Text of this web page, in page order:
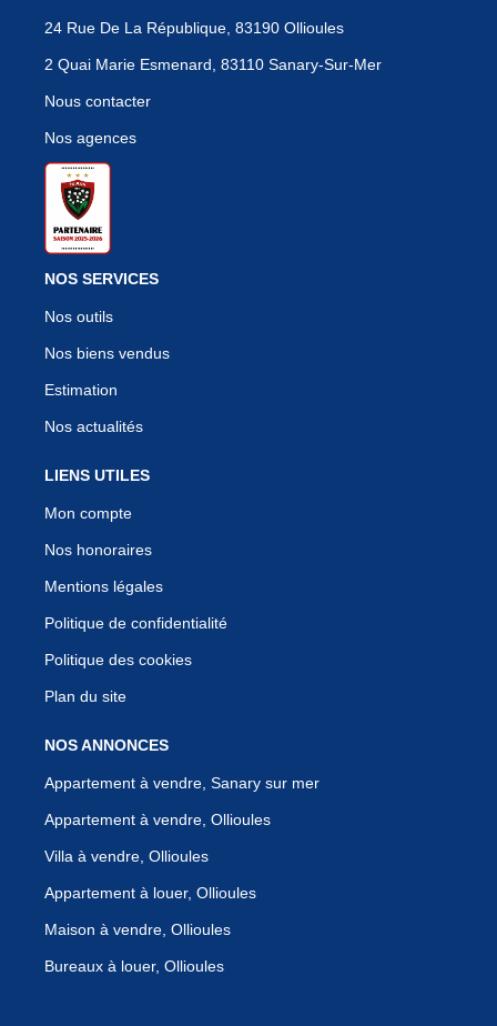
24 Rue De La République, 83190 Ollioules
2 Quai Marie Esmenard, 83110 Sanary-Sur-Mer
Nous contacter
Nos agences
NOS SERVICES
Nos outils
Nos biens vendus
Estimation
Nos actualités
LIENS UTILES
Mon compte
Nos honoraires
Mentions légales
Politique de confidentialité
Politique des cookies
Plan du site
NOS ANNONCES
Appartement à vendre, Sanary sur mer
Appartement à vendre, Ollioules
Villa à vendre, Ollioules
Appartement à louer, Ollioules
Maison à vendre, Ollioules
Bureaux à louer, Ollioules